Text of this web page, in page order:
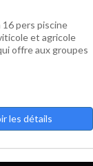
16 pers piscine
et agricole
offre aux groupes
les détails